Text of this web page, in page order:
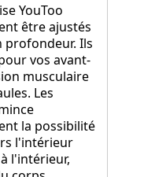
YouToo
être ajustés
profondeur. Ils
vos avant-
musculaire
Les
la possibilité
l'intérieur
l'intérieur,